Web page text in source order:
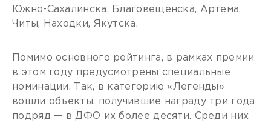
Южно-Сахалинска, Благовещенска, Артема,
Читы, Находки, Якутска.
Помимо основного рейтинга, в рамках премии
в этом году предусмотрены специальные
номинации. Так, в категорию «Легенды»
вошли объекты, получившие награду три года
подряд — в ДФО их более десяти. Среди них